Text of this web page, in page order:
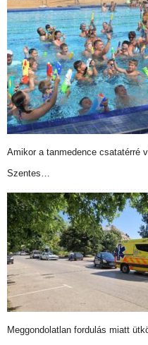
Amikor a tanmedence csatatérré
Szentes…
Meggondolatlan fordulás miatt